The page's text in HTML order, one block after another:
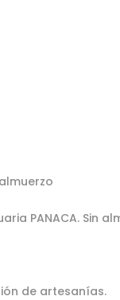
PANACA. Sin
de artesanías.